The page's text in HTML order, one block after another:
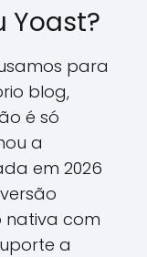
Yoast?
para
blog,
é só
a
em 2026
nativa com
a